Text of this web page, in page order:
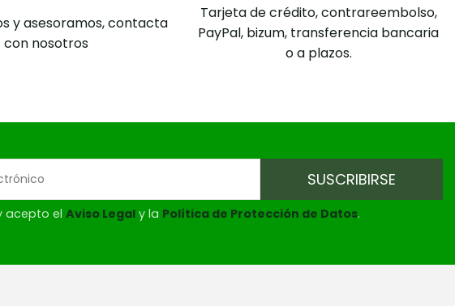
y asesoramos, contacta
con nosotros
Tarjeta de crédito, contrareembolso,
PayPal, bizum, transferencia bancaria
o a plazos.
acepto el Aviso Legal y la Política de Protección de Datos.